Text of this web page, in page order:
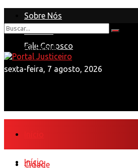
Sobre Nós
Anuncie
Fale Conosco
sexta-feira, 7 agosto, 2026
View All Result
Cidade
Início